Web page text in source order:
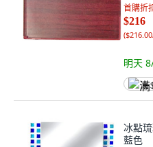
首購折
$216
(
明天
满
冰點
藍色